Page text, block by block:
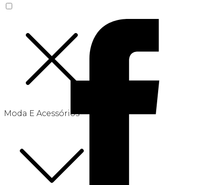
Moda E Acessórios